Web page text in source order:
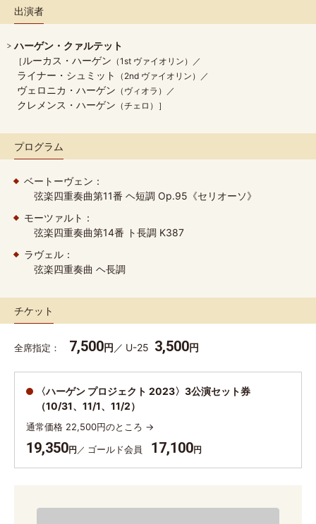
出演者
ハーゲン・クァルテット
ルーカス・ハーゲン （1st ヴァイオリン）
ライナー・シュミット （2nd ヴァイオリン）
ヴェロニカ・ハーゲン （ヴィオラ）
クレメンス・ハーゲン （チェロ）
プログラム
ベートーヴェン：
弦楽四重奏曲第11番 ヘ短調 Op.95《セリオーソ》
モーツァルト：
弦楽四重奏曲第14番 ト長調 K387
ラヴェル：
弦楽四重奏曲 ヘ長調
チケット
全席指定 7,500円 U-25 3,500円
〈ハーゲン プロジェクト 2023〉3公演セット券
（10/31、11/1、11/2）
通常価格 22,500円のところ →
19,350円 ゴールド会員 17,100円